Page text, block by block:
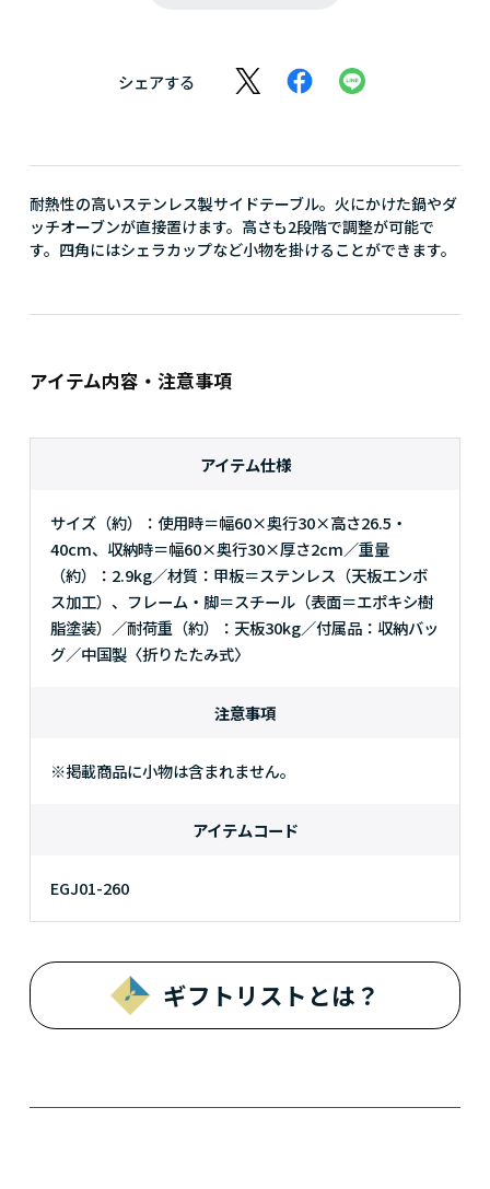
シェアする
耐熱性の高いステンレス製サイドテーブル。火にかけた鍋やダ
ッチオーブンが直接置けます。高さも2段階で調整が可能で
す。四角にはシェラカップなど小物を掛けることができます。
アイテム内容・注意事項
アイテム仕様
サイズ（約）：使用時＝幅60×奥行30×高さ26.5・
40cm、収納時＝幅60×奥行30×厚さ2cm／重量
（約）：2.9kg／材質：甲板＝ステンレス（天板エンボ
ス加工）、フレーム・脚＝スチール（表面＝エポキシ樹
脂塗装）／耐荷重（約）：天板30kg／付属品：収納バッ
グ／中国製〈折りたたみ式〉
注意事項
※掲載商品に小物は含まれません。
アイテムコード
EGJ01-260
ギフトリストとは？